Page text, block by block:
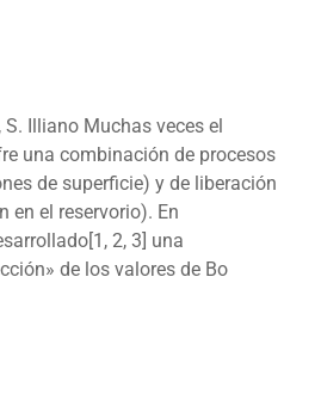
S. Illiano Muchas veces el
una combinación de procesos
de superficie) y de liberación
en el reservorio). En
2, 3] una
de los valores de Bo